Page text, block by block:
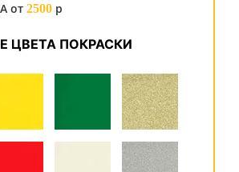
от 2500 р
ЦВЕТА ПОКРАСКИ